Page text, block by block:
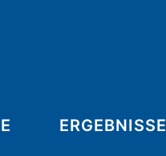
ERGEBNISSE